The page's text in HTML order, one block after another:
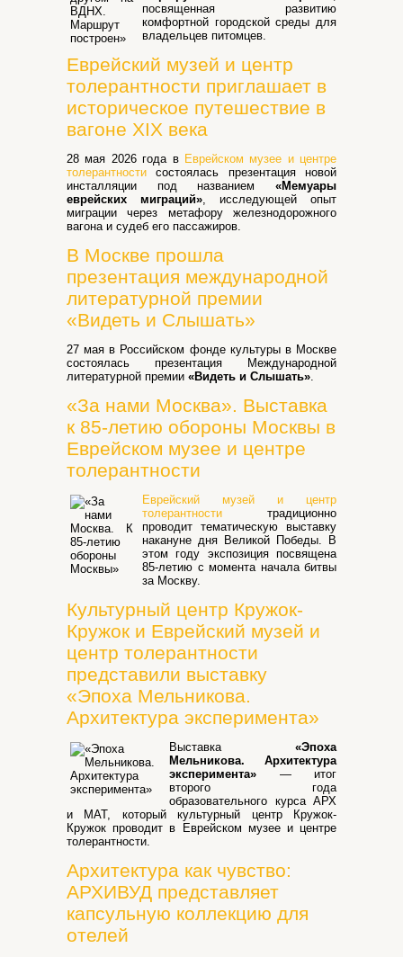
посвященная развитию
комфортной городской среды для
владельцев питомцев.
Еврейский музей и центр
толерантности приглашает в
историческое путешествие в
вагоне XIX века
28 мая 2026 года в Еврейском музее и центре
толерантности состоялась презентация новой
инсталляции под названием «Мемуары
еврейских миграций», исследующей опыт
миграции через метафору железнодорожного
вагона и судеб его пассажиров.
В Москве прошла
презентация международной
литературной премии
«Видеть и Слышать»
27 мая в Российском фонде культуры в Москве
состоялась презентация Международной
литературной премии «Видеть и Слышать».
«За нами Москва». Выставка
к 85-летию обороны Москвы в
Еврейском музее и центре
толерантности
Еврейский музей и центр
толерантности традиционно
проводит тематическую выставку
накануне дня Великой Победы. В
этом году экспозиция посвящена
85-летию с момента начала битвы
за Москву.
Культурный центр Кружок-
Кружок и Еврейский музей и
центр толерантности
представили выставку
«Эпоха Мельникова.
Архитектура эксперимента»
Выставка «Эпоха
Мельникова. Архитектура
эксперимента» — итог
второго года
образовательного курса АРХ
и МАТ, который культурный центр Кружок-
Кружок проводит в Еврейском музее и центре
толерантности.
Архитектура как чувство:
АРХИВУД представляет
капсульную коллекцию для
отелей